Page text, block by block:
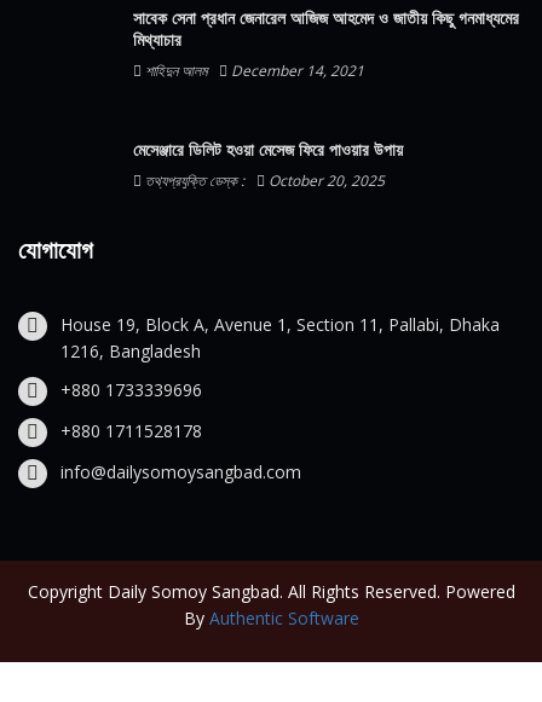
সাবেক সেনা প্রধান জেনারেল আজিজ আহমেদ ও জাতীয় কিছু গনমাধ্যমের
মিথ্যাচার
শাহিদুন আলম December 14, 2021
মেসেঞ্জারে ডিলিট হওয়া মেসেজ ফিরে পাওয়ার উপায়
তথ্যপ্রযুক্তি ডেস্ক : October 20, 2025
যোগাযোগ
House 19, Block A, Avenue 1, Section 11, Pallabi, Dhaka
1216, Bangladesh
+880 1733339696
+880 1711528178
info@dailysomoysangbad.com
Copyright Daily Somoy Sangbad. All Rights Reserved. Powered
By Authentic Software